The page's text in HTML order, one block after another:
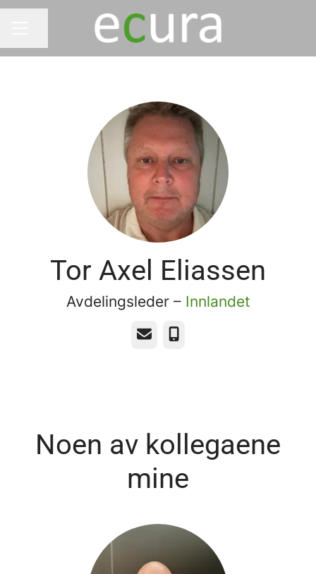
Tor Axel Eliassen
Avdelingsleder – Innlandet
E-postTelefonnummer
Noen av kollegaene
mine